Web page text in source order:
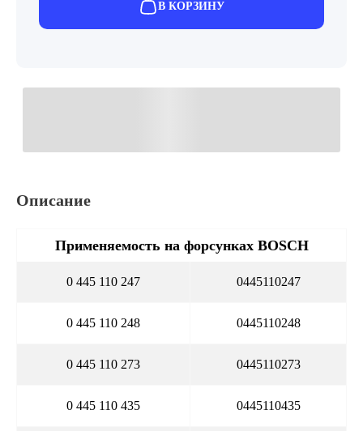
В КОРЗИНУ
Описание
Применяемость на форсунках BOSCH
0 445 110 247 0445110247
0 445 110 248 0445110248
0 445 110 273 0445110273
0 445 110 435 0445110435